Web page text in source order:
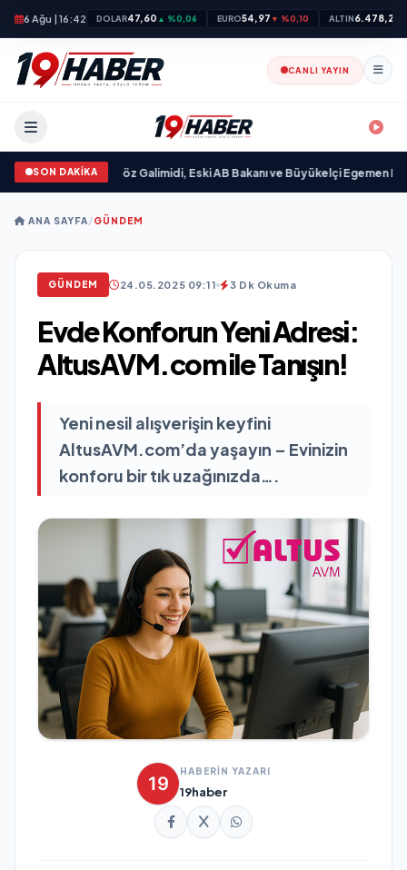
6 Ağu | 16:42 DOLAR47,60 ▲ %0,06 EURO54,97 ▼ %0,10 ALTIN6.478,25
CANLI YAYIN
SON DAKİKA
Ali Emre Açıkgöz Galimidi, Eski AB Bakanı ve Büyükelçi Egemen Bağış
ANA SAYFA/GÜNDEM
GÜNDEM 24.05.2025 09:11 3 Dk Okuma
Evde Konforun Yeni Adresi:
AltusAVM.com ile Tanışın!
Yeni nesil alışverişin keyfini
AltusAVM.com’da yaşayın – Evinizin
konforu bir tık uzağınızda….
HABERİN YAZARI
19haber